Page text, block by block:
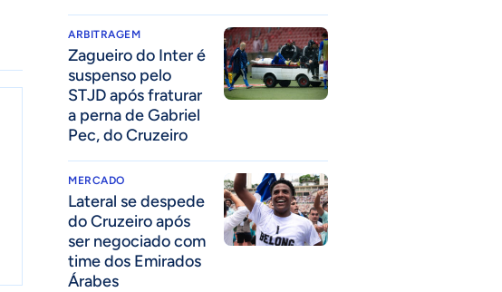
ARBITRAGEM
Zagueiro do Inter é
suspenso pelo
STJD após fraturar
a perna de Gabriel
Pec, do Cruzeiro
MERCADO
Lateral se despede
do Cruzeiro após
ser negociado com
time dos Emirados
Árabes